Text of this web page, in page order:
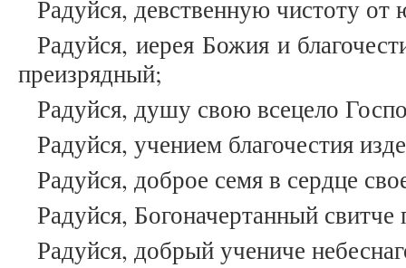
Радуйся, девственную чистоту
Радуйся, иерея Божия и
преизрядный;
Радуйся, душу свою всецело
Радуйся, учением благочестия
Радуйся, доброе семя в сердце
Радуйся, Богоначертанный
Радуйся, добрый учениче